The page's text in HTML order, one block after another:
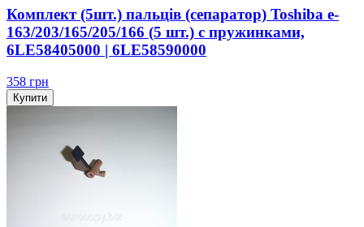
Комплект (5шт.) пальців (сепаратор) Toshiba e-
163/203/165/205/166 (5 шт.) c пружинками,
6LE58405000 | 6LE58590000
358 грн
Купити